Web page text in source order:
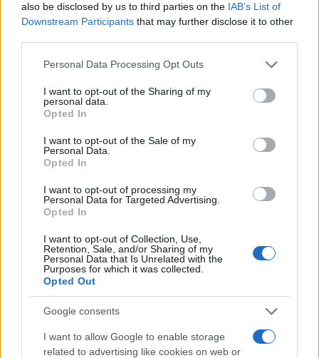
also be disclosed by us to third parties on the IAB’s List of
Downstream Participants that may further disclose it to other
Please note that this website/app uses one or more Google
not limited to your visit or usage behaviour. You may click to
grant or deny consent to Google and its third-party tags to
use your data for below specified purposes in below Google
consent section.
Personal Data Processing Opt Outs
I want to opt-out of the Sharing of my
personal data.
Opted In
I want to opt-out of the Sale of my
Personal Data.
Opted In
I want to opt-out of processing my
Personal Data for Targeted Advertising.
Opted In
I want to opt-out of Collection, Use,
Retention, Sale, and/or Sharing of my
Personal Data that Is Unrelated with the
Purposes for which it was collected.
Opted Out
Google consents
I want to allow Google to enable storage
related to advertising like cookies on web or
Gallura, finti clienti svuotano le suite: furto da
50mila nel resort
Meteo Olbia 7 agosto, sole e caldo tornano
protagonisti
fine agosto
Aggius conquista la classifica delle mete più
amate dell’estate 2026